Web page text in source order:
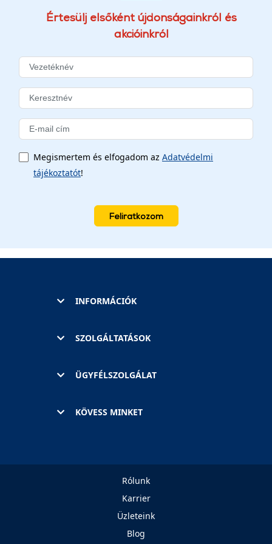
Értesülj elsőként újdonságainkról és
akcióinkról
Megismertem és elfogadom az Adatvédelmi
tájékoztatót!
Feliratkozom
INFORMÁCIÓK
SZOLGÁLTATÁSOK
ÜGYFÉLSZOLGÁLAT
KÖVESS MINKET
Rólunk
Karrier
Üzleteink
Blog